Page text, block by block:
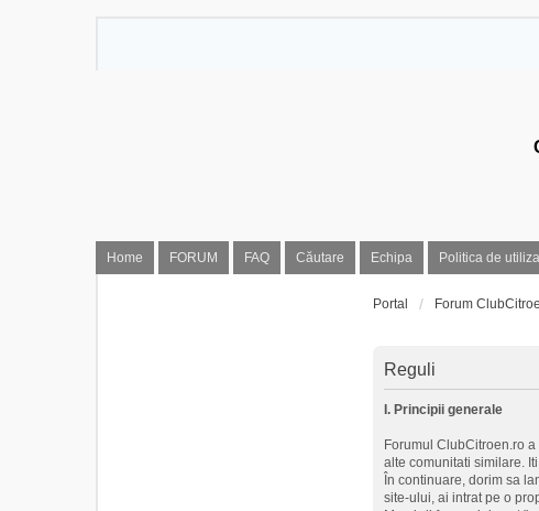
Home FORUM FAQ Căutare Echipa Politica de
Portal Forum
Reguli
I. Principii generale
Forumul ClubCitroen.ro
alte comunitati similare.
În continuare, dorim sa
site-ului, ai intrat pe o